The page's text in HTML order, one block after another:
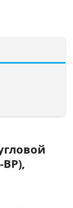
ВР),